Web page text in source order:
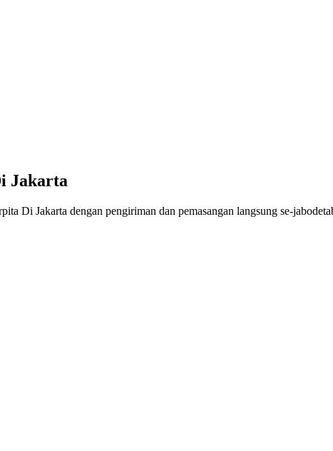
Jakarta
Di Jakarta dengan pengiriman dan pemasangan langsung se-